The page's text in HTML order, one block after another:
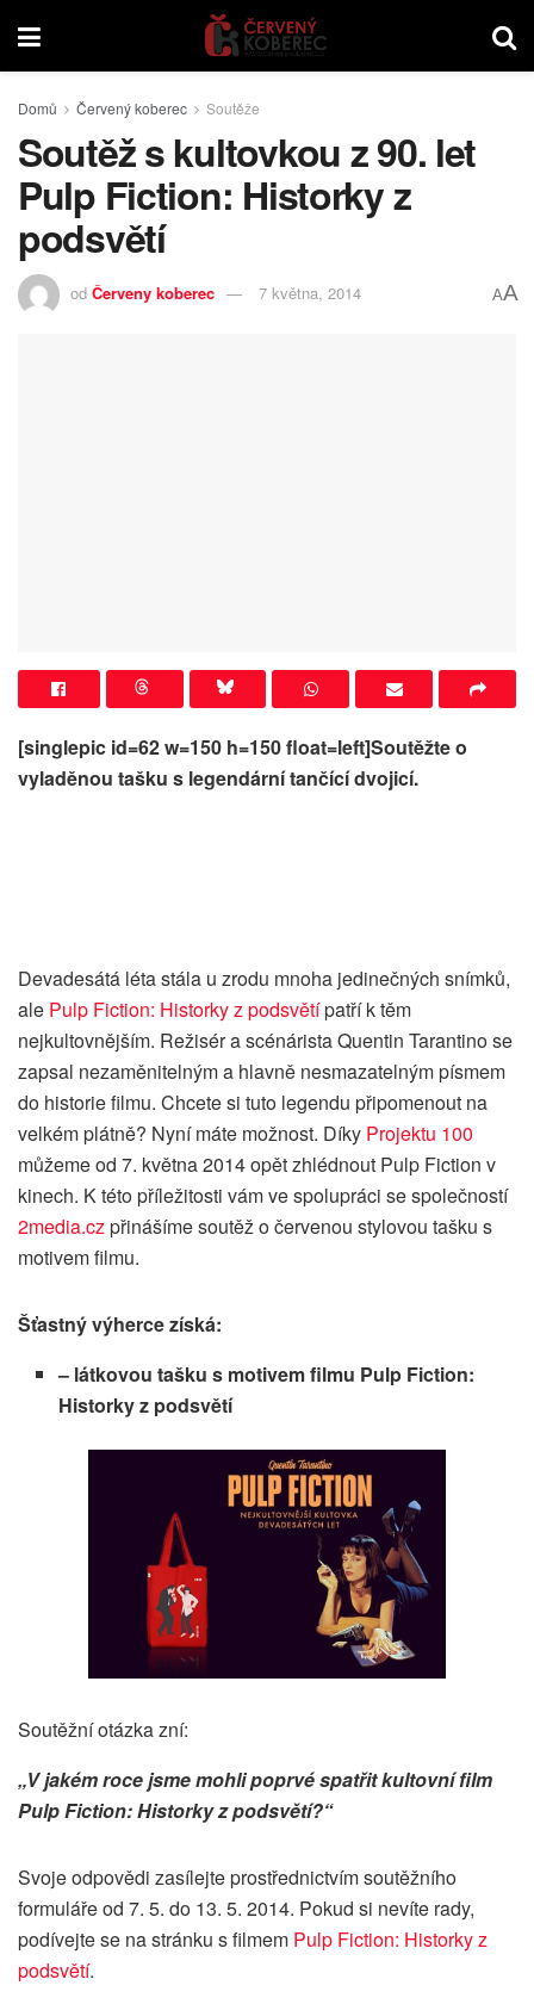
Domů Červený koberec Soutěže
Soutěž s kultovkou z 90. let
Pulp Fiction: Historky z
podsvětí
od Červeny koberec 7 května, 2014 AA
[singlepic id=62 w=150 h=150 float=left]Soutěžte o
vyladěnou tašku s legendární tančící dvojicí.
Devadesátá léta stála u zrodu mnoha jedinečných snímků,
ale Pulp Fiction: Historky z podsvětípatří k těm
nejkultovnějším. Režisér a scénárista Quentin Tarantino se
zapsal nezaměnitelným a hlavně nesmazatelným písmem
do historie filmu. Chcete si tuto legendu připomenout na
velkém plátně? Nyní máte možnost. Díky Projektu 100
můžeme od 7. května 2014 opět zhlédnout Pulp Fiction v
kinech. K této příležitosti vám ve spolupráci se společností
2media.czpřinášíme soutěž o červenou stylovou tašku s
motivem filmu.
Šťastný výherce získá:
– látkovou tašku s motivem filmu Pulp Fiction:
Historky z podsvětí
Soutěžní otázka zní:
„V jakém roce jsme mohli poprvé spatřit kultovní film
Pulp Fiction: Historky z podsvětí?“
Svoje odpovědi zasílejte prostřednictvím soutěžního
formuláře od 7. 5. do 13. 5. 2014. Pokud si nevíte rady,
podívejte se na stránku s filmem Pulp Fiction: Historky z
podsvětí.